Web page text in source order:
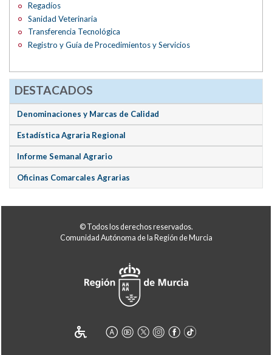
Regadíos
Sanidad Veterinaria
Transferencia Tecnológica
Registro y Guía de Procedimientos y Servicios
DESTACADOS
Denominaciones y Marcas de Calidad
Estadística Agraria Regional
Informe Semanal Agrario
Oficinas Comarcales Agrarias
© Todos los derechos reservados.
Comunidad Autónoma de la Región de Murcia